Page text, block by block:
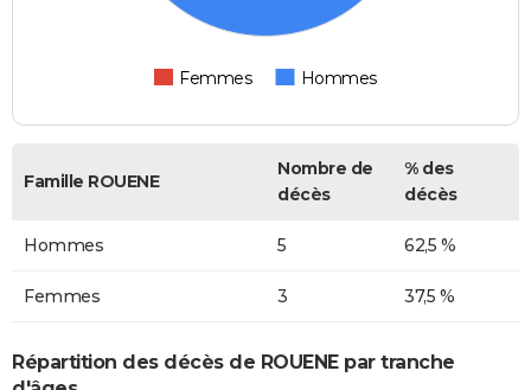
Femmes Hommes
Famille ROUENE
Nombre de
décès
% des
décès
Hommes 5 62,5 %
Femmes 3 37,5 %
Répartition des décès de ROUENE par tranche